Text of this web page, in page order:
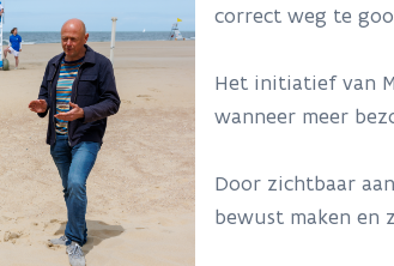
correct weg te
Het initiatief van
wanneer meer
Door zichtbaar
bewust maken en